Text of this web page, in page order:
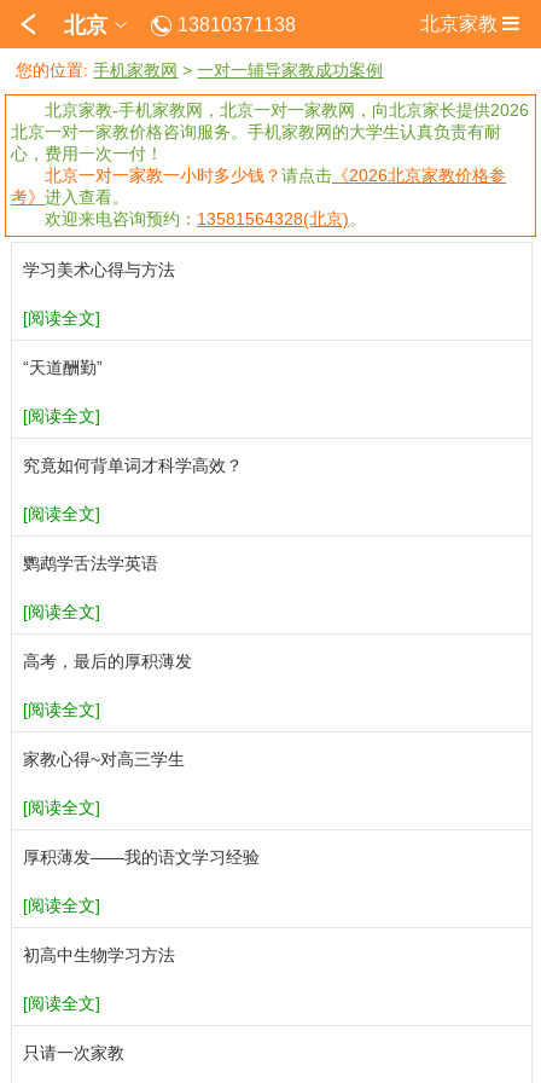
北京 13810371138 北京家教
您的位置:手机家教网 >一对一辅导家教成功案例
北京家教-手机家教网，北京一对一家教网，向北京家长提供2026
北京一对一家教价格咨询服务。手机家教网的大学生认真负责有耐
心，费用一次一付！
北京一对一家教一小时多少钱？请点击 《2026北京家教价格参
考》 进入查看。
欢迎来电咨询预约： 13581564328(北京)。
学习美术心得与方法
[阅读全文]
“天道酬勤”
[阅读全文]
究竟如何背单词才科学高效？
[阅读全文]
鹦鹉学舌法学英语
[阅读全文]
高考，最后的厚积薄发
[阅读全文]
家教心得~对高三学生
[阅读全文]
厚积薄发——我的语文学习经验
[阅读全文]
初高中生物学习方法
[阅读全文]
只请一次家教